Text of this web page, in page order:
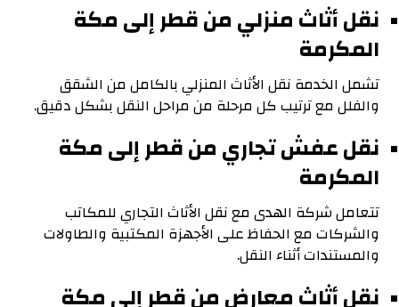
نقل أثاث منزلي من قطر إلى مكة
المكرمة
تشمل الخدمة نقل الأثاث المنزلي بالكامل من الشقق
والفلل مع ترتيب كل مرحلة من مراحل النقل بشكل دقيق.
نقل عفش تجاري من قطر إلى مكة
المكرمة
تتعامل شركة الهدى مع نقل الأثاث التجاري للمكاتب
والشركات مع الحفاظ على الأجهزة المكتبية والطاولات
والمستندات أثناء النقل.
نقل أثاث معارض من قطر إلى مكة